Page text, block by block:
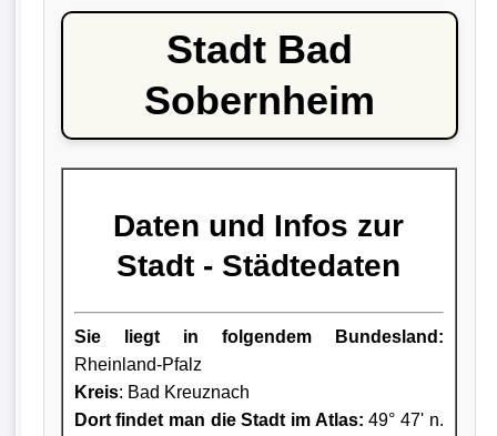
Stadt Bad
Sobernheim
Daten und Infos zur
Stadt - Städtedaten
Sie liegt in folgendem Bundesland:
Rheinland-Pfalz
Kreis: Bad Kreuznach
Dort findet man die Stadt im Atlas: 49° 47' n.